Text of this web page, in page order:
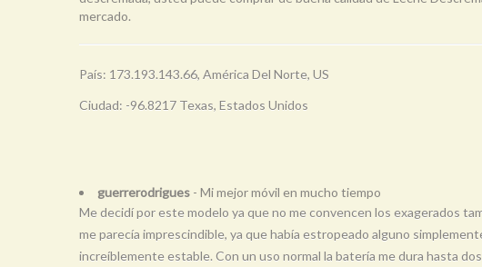
mercado.
País: 173.193.143.66, América Del Norte, US
Ciudad: -96.8217 Texas, Estados Unidos
guerrerodrigues - Mi mejor móvil en mucho tiempo
Me decidí por este modelo ya que no me convencen los exagerados
me parecía imprescindible, ya que había estropeado alguno
increíblemente estable. Con un uso normal la batería me dura hasta